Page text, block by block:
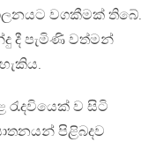
වගකීමක් තිබේ.
දී පැමිණි වත්මන්
ව සිටි
පිළිබදව